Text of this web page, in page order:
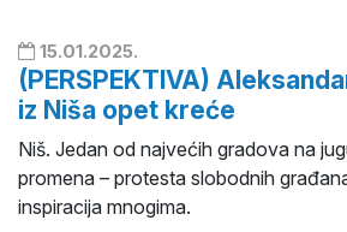
15.01.2025.
(PERSPEKTIVA)
iz Niša opet kreće
Niš. Jedan od najvećih gradova na
promena – protesta slobodnih
inspiracija mnogima.